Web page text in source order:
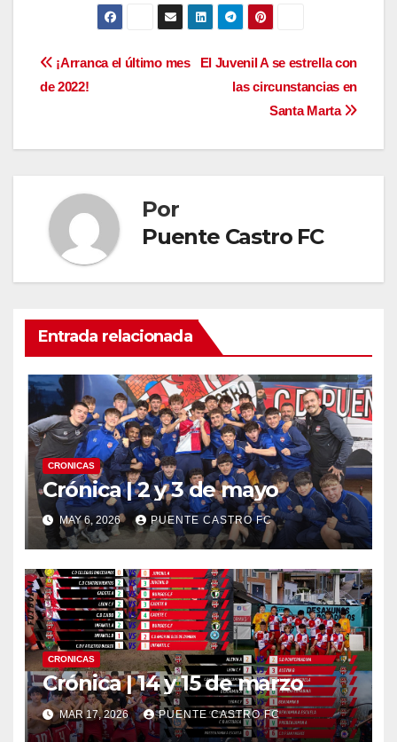
Navegación
entradas
El Juvenil A se estrella con
las circunstancias en
Santa Marta
¡Arranca el último mes
de 2022!
Por
Puente Castro FC
Entrada relacionada
CRONICAS
Crónica | 2 y 3 de mayo
MAY 6, 2026 PUENTE CASTRO FC
CRONICAS
Crónica | 14 y 15 de marzo
MAR 17, 2026 PUENTE CASTRO FC